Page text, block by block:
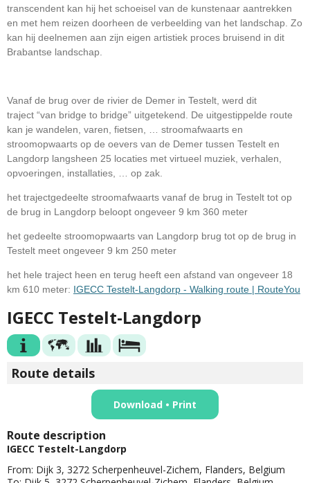
transcendent kan hij het schoeisel van de kunstenaar aantrekken
en met hem reizen doorheen de verbeelding van het landschap. Zo
kan hij deelnemen aan zijn eigen artistiek proces bruisend in dit
Brabantse landschap.
Vanaf de brug over de rivier de Demer in Testelt, werd dit
traject “van bridge to bridge” uitgetekend. De uitgestippelde route
kan je wandelen, varen, fietsen, … stroomafwaarts en
stroomopwaarts op de oevers van de Demer tussen Testelt en
Langdorp langsheen 25 locaties met virtueel muziek, verhalen,
opvoeringen, installaties, … op zak.
het trajectgedeelte stroomafwaarts vanaf de brug in Testelt tot op
de brug in Langdorp beloopt ongeveer 9 km 360 meter
het gedeelte stroomopwaarts van Langdorp brug tot op de brug in
Testelt meet ongeveer 9 km 250 meter
het hele traject heen en terug heeft een afstand van ongeveer 18
km 610 meter: IGECC Testelt-Langdorp - Walking route | RouteYou